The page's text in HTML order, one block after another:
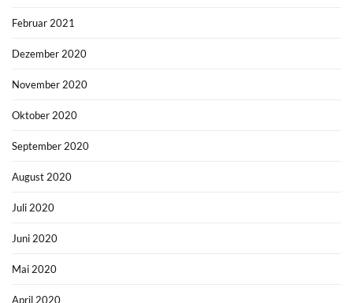
Februar 2021
Dezember 2020
November 2020
Oktober 2020
September 2020
August 2020
Juli 2020
Juni 2020
Mai 2020
April 2020